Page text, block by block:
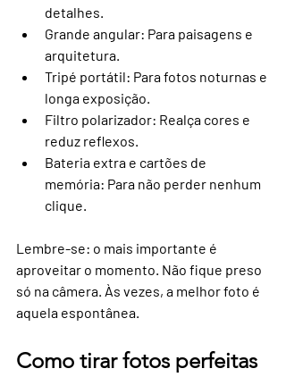
detalhes.
Grande angular: Para paisagens e
arquitetura.
Tripé portátil: Para fotos noturnas e
longa exposição.
Filtro polarizador: Realça cores e
reduz reflexos.
Bateria extra e cartões de
memória: Para não perder nenhum
clique.
Lembre-se: o mais importante é
aproveitar o momento. Não fique preso
só na câmera. Às vezes, a melhor foto é
aquela espontânea.
Como tirar fotos perfeitas